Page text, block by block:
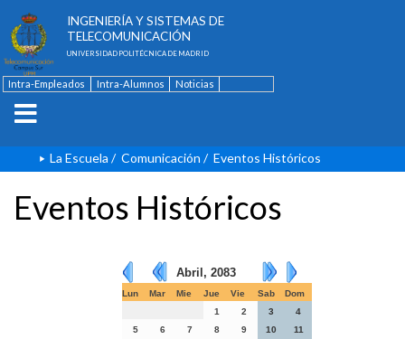
INGENIERÍA Y SISTEMAS DE
TELECOMUNICACIÓN
UNIVERSIDAD POLITÉCNICA DE MADRID
Intra-Empleados Intra-Alumnos
Noticias
La Escuela / Comunicación / Eventos Históricos
Eventos Históricos
Abril, 2083
Lun Mar Mie Jue Vie Sab
Dom
1
2 3
4
5
6 7 8 9 10
11